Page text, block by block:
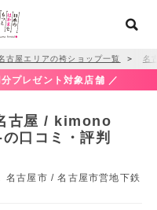
古屋エリアの袴ショップ一覧 ＞ 名
プレゼント対象店舗 ／
古屋 / kimono
口コミ・評判
名古屋市 / 名古屋市営地下鉄